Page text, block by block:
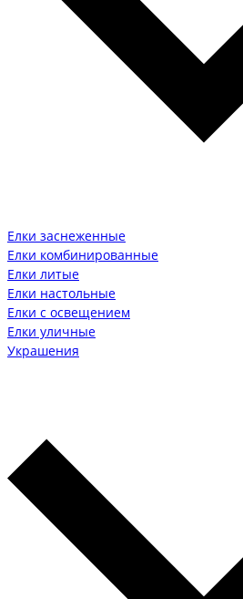
Елки заснеженные
Елки комбинированные
Елки литые
Елки настольные
Елки с освещением
Елки уличные
Украшения